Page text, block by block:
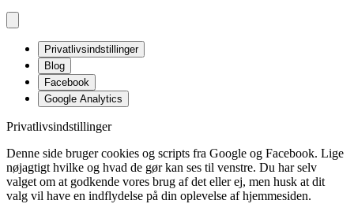
Privatlivsindstillinger
Blog
Facebook
Google Analytics
Privatlivsindstillinger
Denne side bruger cookies og scripts fra Google og Facebook. Lige
nøjagtigt hvilke og hvad de gør kan ses til venstre. Du har selv
valget om at godkende vores brug af det eller ej, men husk at dit
valg vil have en indflydelse på din oplevelse af hjemmesiden.